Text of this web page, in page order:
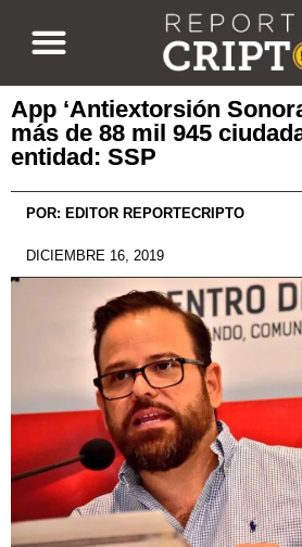
App ‘Antiextorsión
más de 88 mil 945
entidad: SSP
POR: EDITOR REPORTECRIPTO
DICIEMBRE 16, 2019